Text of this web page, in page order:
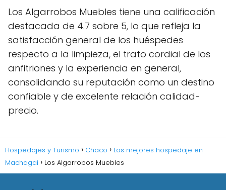
Los Algarrobos Muebles tiene una calificación
destacada de 4.7 sobre 5, lo que refleja la
satisfacción general de los huéspedes
respecto a la limpieza, el trato cordial de los
anfitriones y la experiencia en general,
consolidando su reputación como un destino
confiable y de excelente relación calidad-
precio.
Hospedajes y Turismo Chaco
Los mejores hospedaje en
Machagai
Los Algarrobos Muebles